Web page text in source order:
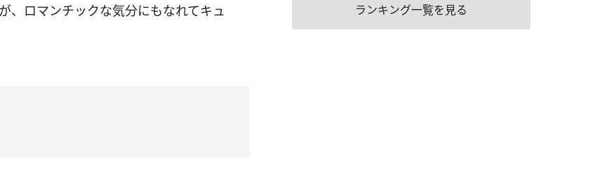
、ロマンチックな気分にもなれてキュ
ランキング一覧を見る